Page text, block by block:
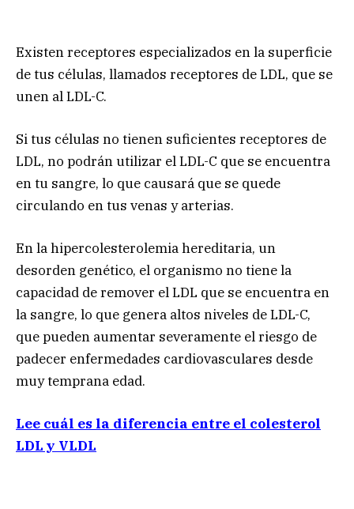
Existen receptores especializados en la superficie
de tus células, llamados receptores de LDL, que se
unen al LDL-C.
Si tus células no tienen suficientes receptores de
LDL, no podrán utilizar el LDL-C que se encuentra
en tu sangre, lo que causará que se quede
circulando en tus venas y arterias.
En la hipercolesterolemia hereditaria, un
desorden genético, el organismo no tiene la
capacidad de remover el LDL que se encuentra en
la sangre, lo que genera altos niveles de LDL-C,
que pueden aumentar severamente el riesgo de
padecer enfermedades cardiovasculares desde
muy temprana edad.
Lee cuál es la diferencia entre el colesterol
LDL y VLDL